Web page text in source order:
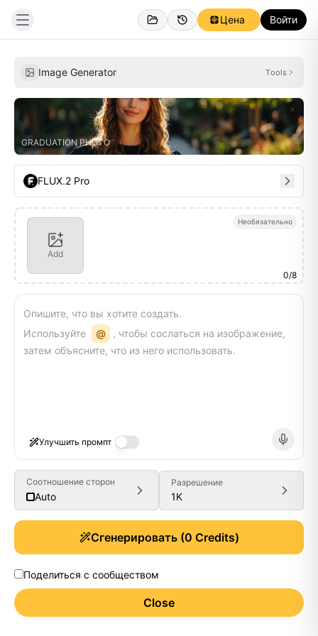
Цена Войти
Image Generator Tools
GRADUATION PHOTO
FLUX.2 Pro
Необязательно
Add
0/8
Опишите, что вы хотите создать.
Используйте
@
, чтобы сослаться на изображение,
затем объясните, что из него использовать.
Улучшить промпт
Соотношение сторон
Auto
Разрешение
1K
Сгенерировать(0 Credits)
Поделиться с сообществом
Close
Generate